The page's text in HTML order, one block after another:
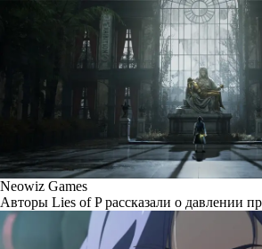
Neowiz Games
Авторы Lies of P рассказали о давлении